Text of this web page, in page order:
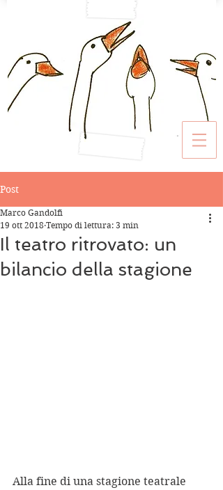
Post
Il teatro ritrovato: un
bilancio della stagione
Marco Gandolfi
19 ott 2018 Tempo di lettura: 3 min
Alla fine di una stagione teatrale